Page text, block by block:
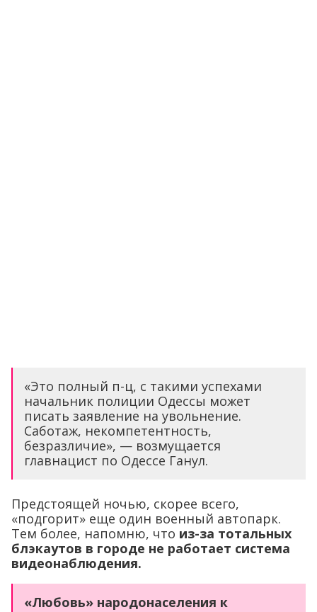
«Это полный п-ц, с такими успехами
начальник полиции Одессы может
писать заявление на увольнение.
Саботаж, некомпетентность,
безразличие», — возмущается
главнацист по Одессе Ганул.
Предстоящей ночью, скорее всего,
«подгорит» еще один военный автопарк.
Тем более, напомню, что из-за тотальных
блэкаутов в городе не работает система
видеонаблюдения.
«Любовь» народонаселения к